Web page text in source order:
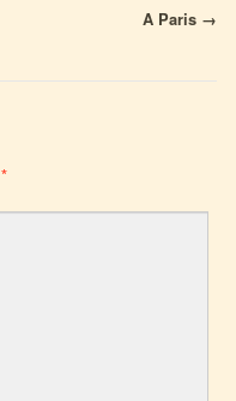
A Paris →
*